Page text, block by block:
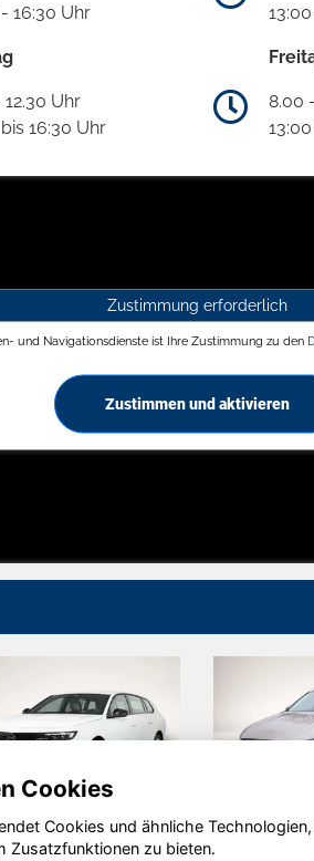
16:30 Uhr
Uhr
16:30 Uhr
8.00
Zustimmung erforderlich
und Navigationsdienste ist Ihre Zustimmung zu den
Zustimmen und aktivieren
Astra Volvo
Cookies
Cookies und ähnliche
Zusatzfunktionen zu bieten.